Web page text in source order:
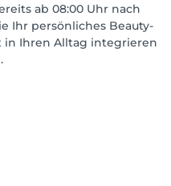
ab 08:00 Uhr nach
Ihr persönliches Beauty-
in Ihren Alltag integrieren